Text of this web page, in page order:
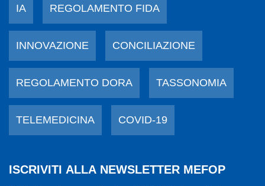
IA REGOLAMENTO FIDA
INNOVAZIONE CONCILIAZIONE
REGOLAMENTO DORA TASSONOMIA
TELEMEDICINA COVID-19
ISCRIVITI ALLA NEWSLETTER MEFOP